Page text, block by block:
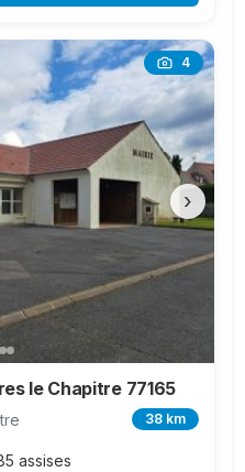
4
›
le Chapitre 77165
38 km
assises